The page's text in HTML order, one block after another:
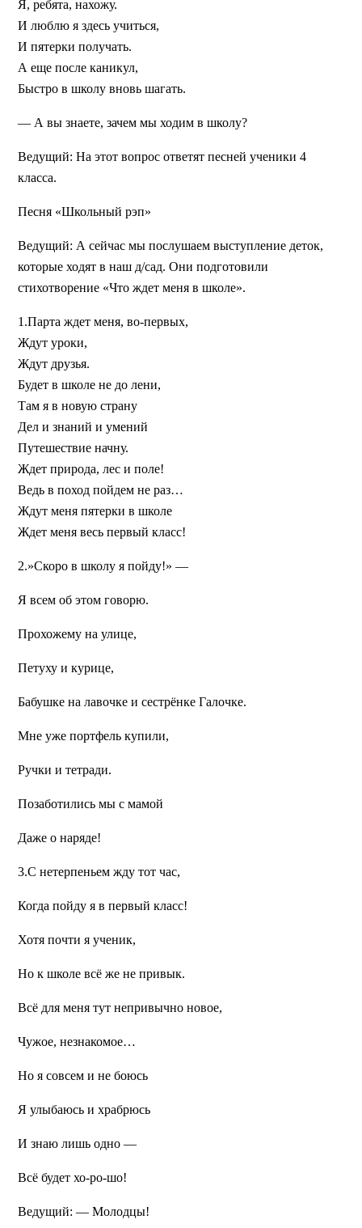
Я, ребята, нахожу.
И люблю я здесь учиться,
И пятерки получать.
А еще после каникул,
Быстро в школу вновь шагать.
— А вы знаете, зачем мы ходим в школу?
Ведущий: На этот вопрос ответят песней ученики 4
класса.
Песня «Школьный рэп»
Ведущий: А сейчас мы послушаем выступление деток,
которые ходят в наш д/сад. Они подготовили
стихотворение «Что ждет меня в школе».
1.Парта ждет меня, во-первых,
Ждут уроки,
Ждут друзья.
Будет в школе не до лени,
Там я в новую страну
Дел и знаний и умений
Путешествие начну.
Ждет природа, лес и поле!
Ведь в поход пойдем не раз…
Ждут меня пятерки в школе
Ждет меня весь первый класс!
2.»Скоро в школу я пойду!» —
Я всем об этом говорю.
Прохожему на улице,
Петуху и курице,
Бабушке на лавочке и сестрёнке Галочке.
Мне уже портфель купили,
Ручки и тетради.
Позаботились мы с мамой
Даже о наряде!
3.С нетерпеньем жду тот час,
Когда пойду я в первый класс!
Хотя почти я ученик,
Но к школе всё же не привык.
Всё для меня тут непривычно новое,
Чужое, незнакомое…
Но я совсем и не боюсь
Я улыбаюсь и храбрюсь
И знаю лишь одно —
Всё будет хо-ро-шо!
Ведущий: — Молодцы!